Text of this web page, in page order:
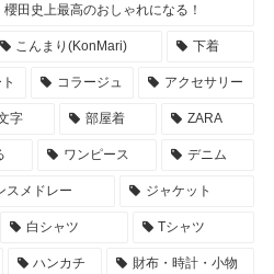
櫻田史上最高のおしゃれになる！
こんまり(KonMari) 下着
コラージュ アクセサリー
字 部屋着 ZARA
ワンピース デニム
スメドレー ジャケット
白シャツ Tシャツ
ハンカチ 財布・時計・小物